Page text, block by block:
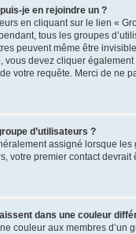
je en rejoindre un ?
en cliquant sur le lien «
tous les groupes
peuvent même être
devez cliquer
votre requête. Merci de ne
d’utilisateurs ?
assigné lorsque
votre premier contact
dans une couleur
couleur aux membres d’un